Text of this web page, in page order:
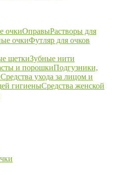
очкиОправыРастворы для
очкиФутляр для очков
щеткиЗубные нити
и порошкиПодгузники,
Средства ухода за лицом и
гигиеныСредства женской